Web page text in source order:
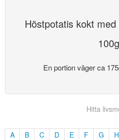
Höstpotatis kokt
100g
En portion väger ca
Hitta
A B C D E F G H